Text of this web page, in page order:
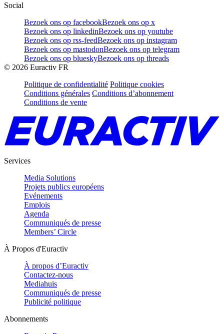
Social
Bezoek ons op facebookBezoek ons op x
Bezoek ons op linkedinBezoek ons op youtube
Bezoek ons op rss-feedBezoek ons op instagram
Bezoek ons op mastodonBezoek ons op telegram
Bezoek ons op blueskyBezoek ons op threads
© 2026 Euractiv FR
Politique de confidentialité Politique cookies
Conditions générales Conditions d’abonnement
Conditions de vente
Services
Media Solutions
Projets publics européens
Evénements
Emplois
Agenda
Communiqués de presse
Members’ Circle
À Propos d'Euractiv
À propos d’Euractiv
Contactez-nous
Mediahuis
Communiqués de presse
Publicité politique
Abonnements